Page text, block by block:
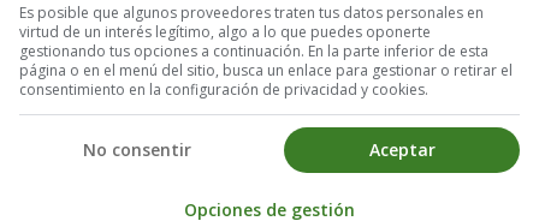
Es posible que algunos proveedores traten tus datos personales en
virtud de un interés legítimo, algo a lo que puedes oponerte
gestionando tus opciones a continuación. En la parte inferior de esta
página o en el menú del sitio, busca un enlace para gestionar o retirar el
consentimiento en la configuración de privacidad y cookies.
Aceptar
No consentir
Opciones de gestión